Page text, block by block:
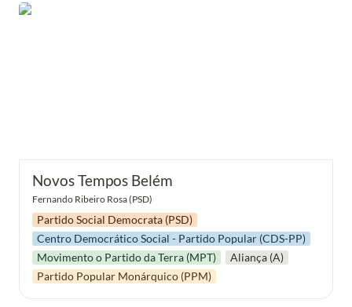
Novos Tempos Belém
Novos Tempos Belém
Fernando Ribeiro Rosa (PSD)
Partido Social Democrata (PSD)
Centro Democrático Social - Partido Popular (CDS-PP)
Movimento o Partido da Terra (MPT)
Aliança (A)
Partido Popular Monárquico (PPM)